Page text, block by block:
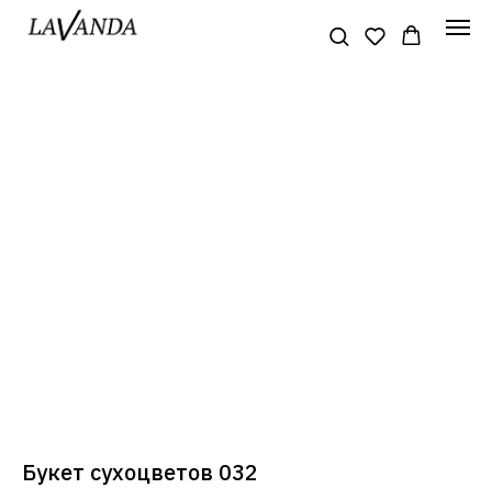
Букет сухоцветов 032